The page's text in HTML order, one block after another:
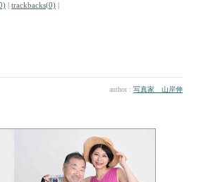
| trackbacks(0) |
author : 写真家 山岸伸